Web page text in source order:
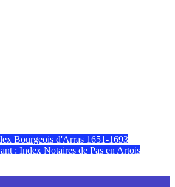
Bourgeois d'Arras 1651-1693
: Index Notaires de Pas en Artois